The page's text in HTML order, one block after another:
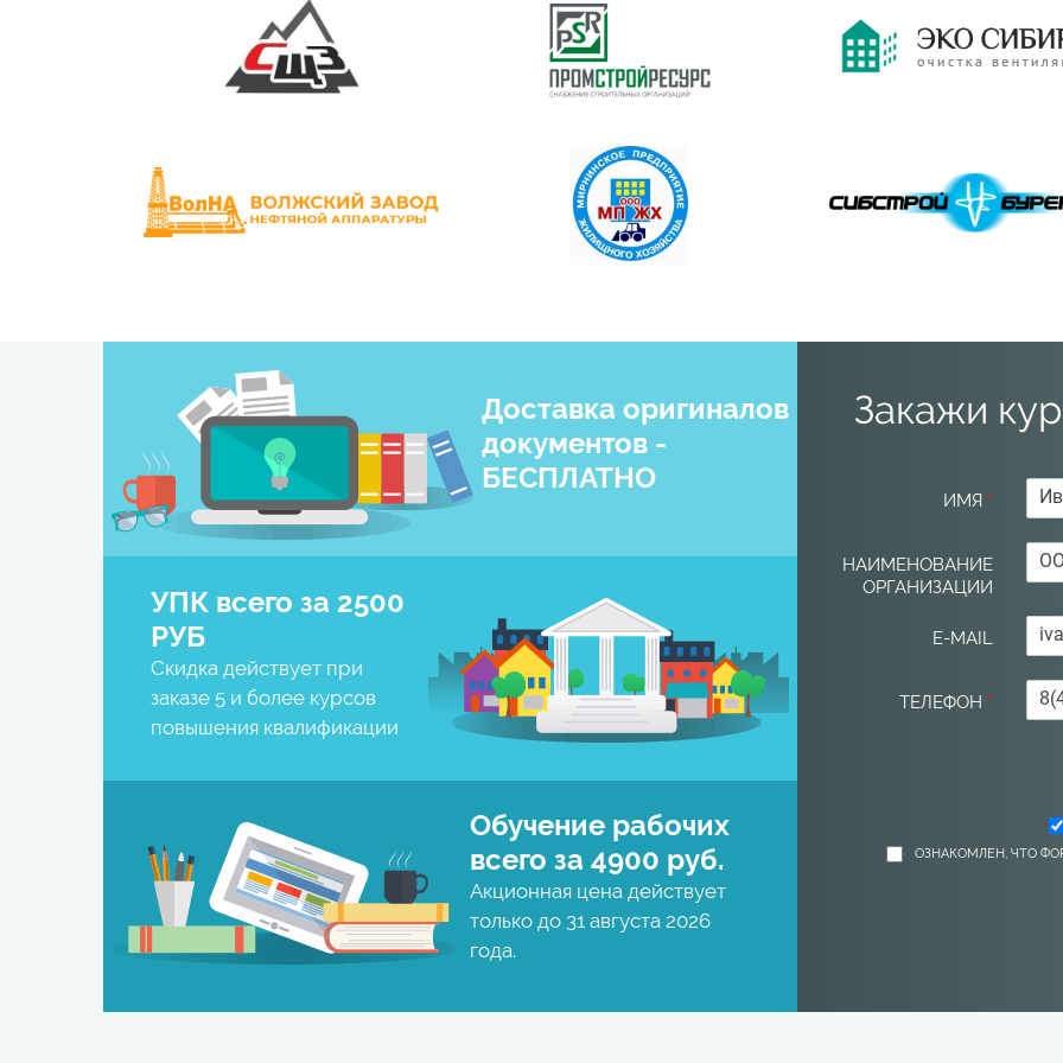
Доставка оригиналов
документов -
БЕСПЛАТНО
УПК всего за 2500
РУБ
Скидка действует при
заказе 5 и более курсов
повышения квалификации
Обучение рабочих
всего за 4900 руб.
Акционная цена действует
только до 31 августа 2026
года.
Закажи
ИМЯ *
НАИМЕНОВАНИЕ
ОРГАНИЗАЦИИ
E-MAIL
ТЕЛЕФОН *
ОЗНАКОМЛЕН, ЧТО